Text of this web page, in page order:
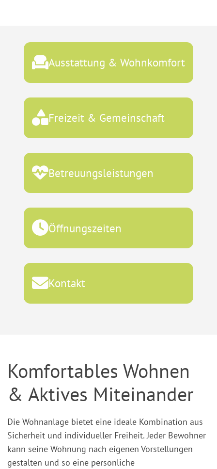
Ausstattung & Wohnkomfort
Freizeit & Gemeinschaft
Betreuungsleistungen
Öffnungszeiten
Kontakt
Komfortables Wohnen
& Aktives Miteinander
Die Wohnanlage bietet eine ideale Kombination aus
Sicherheit und individueller Freiheit. Jeder Bewohner
kann seine Wohnung nach eigenen Vorstellungen
gestalten und so eine persönliche